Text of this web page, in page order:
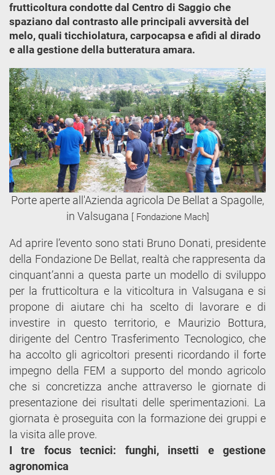
frutticoltura condotte dal Centro di Saggio che
spaziano dal contrasto alle principali avversità del
melo, quali ticchiolatura, carpocapsa e afidi al dirado
e alla gestione della butteratura amara.
Porte aperte all'Azienda agricola De Bellat a Spagolle,
in Valsugana [ Fondazione Mach]
Ad aprire l’evento sono stati Bruno Donati, presidente
della Fondazione De Bellat, realtà che rappresenta da
cinquant’anni a questa parte un modello di sviluppo
per la frutticoltura e la viticoltura in Valsugana e si
propone di aiutare chi ha scelto di lavorare e di
investire in questo territorio, e Maurizio Bottura,
dirigente del Centro Trasferimento Tecnologico, che
ha accolto gli agricoltori presenti ricordando il forte
impegno della FEM a supporto del mondo agricolo
che si concretizza anche attraverso le giornate di
presentazione dei risultati delle sperimentazioni. La
giornata è proseguita con la formazione dei gruppi e
la visita alle prove.
I tre focus tecnici: funghi, insetti e gestione
agronomica